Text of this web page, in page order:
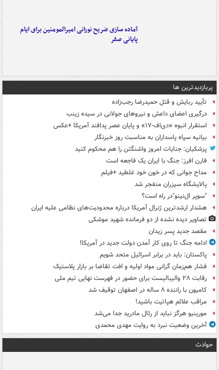
آماده سازی ضریح نورانی امیرالمومنین برای ایام
پایانی صفر
پربازدیدترین ها
تأیید ربایش و قتل حمیدرضا رجب‌زاده
درگیری اعضای داعش و نیروهای جولانی در سیده زینب
استقرار انبوه «دی‌اف‑۱۷» و پایان عصر پدافند آمریکا +عکس
بیانیه سپاه پاسداران به مناسبت روز خبرنگار
پزشکیان: جنایات امروز واشنگتن را هم محکوم کنید
فارن افرز: جنگ با ایران یک فاجعه است
مداح جوانی که در خون خود غلطید +فیلم
پالایشگاه سیزران منفجر شد
"سوپر ال‌نینو"در راه است؟
هشدار ارشدترین ژنرال آمریکا درباره محدودیت‌های نظامی علیه ایران
تصاویر دیده‌ نشده از دو فرمانده شهید موشکی
مقصد جدید پسر زیدان
ادامه جنگ تا روی کار آمدن دولت جدید در آمریکا!
پاکستان: باید در برابر اسرائیل متحد شویم
فشار هم‌زمان گرانی مواد اولیه و افت تقاضا بر بازار پلاستیک
رقابت ۲۸ والیبالیست برای حضور در فهرست نهایی تیم ملی
کامیون با راننده ۸ ساله در اصفهان توقیف شد
مراقب علائم هپاتیت باشید!
مورینیو هرگز نباید از رئال مادرید جدا می‌شد
آخرین وضعیت نبرد به روایت مهدی محمدی
حوادث